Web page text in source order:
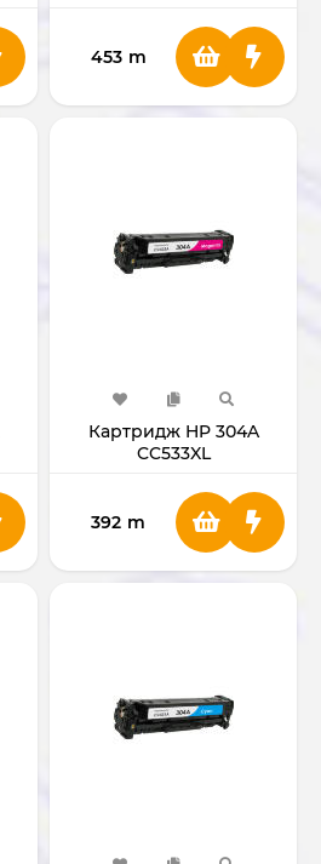
453 m
Картридж HP 304A
CC533XL
392 m